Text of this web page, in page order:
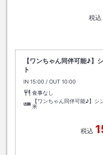
税込
【ワンちゃん同伴可能♪】
ト
IN チェックイン
15:00 / OUT チェックアウト
10:00
食事なし
【ワンちゃん同伴可能♪】
米
税込